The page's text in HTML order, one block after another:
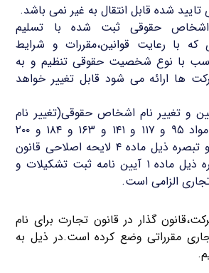
نام اشخاص حقوقی ثبت شده با تسلیم
با رعایت قوانین،مقررات و شرایط
با نوع شخصیت حقوقی تنظیم و به
ها ارائه می شود قابل تغییر خواهد
تعیین و تغییر نام اشخاص حقوقی(تغییر نام
شرکت)رعایت مواد ۹۵ و ۱۱۷ و ۱۴۱ و ۱۶۳ و ۱۸۴ و ۲۰۰
قانون تجارت و تبصره ذیل ماده ۴ لایحه اصلاحی قانون
تجارت و تبصره ذیل ماده ۱ آیین نامه ثبت تشکیلات و
الزامی است.
گذار در قانون تجارت برای نام
مقرراتی وضع کرده است.در ذیل به